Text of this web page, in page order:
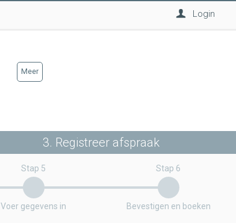
Login
Meer
3. Registreer afspraak
Stap 5
Voer gegevens in
Stap 6
Bevestigen en boeken